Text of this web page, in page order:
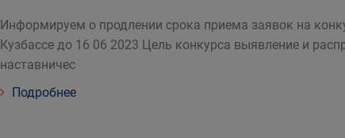
Информируем о продлении срока приема заявок на
Кузбассе до 16 06 2023 Цель конкурса выявление и
наставничес
Подробнее